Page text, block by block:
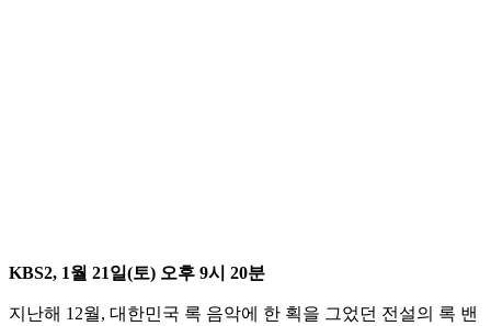
KBS2, 1월 21일(토) 오후 9시 20분
지난해 12월, 대한민국 록 음악에 한 획을 그었던 전설의 록 밴